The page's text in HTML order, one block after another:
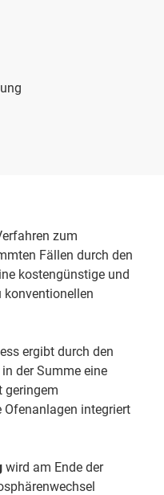
zum
Fällen durch den
kostengünstige und
konventionellen
ergibt durch den
der Summe eine
geringem
integriert
wird am Ende der